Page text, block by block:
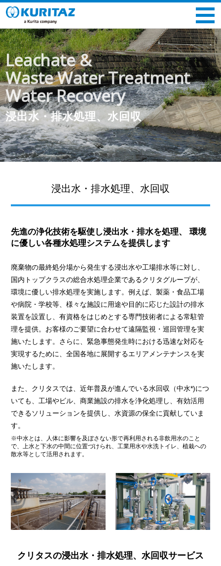
Leachate &
Waste Water Treatment
Water Recovery
浸出水・排水処理、水回収
浸出水・排水処理、水回収
先進の浄化技術を駆使し浸出水・排水を処理、
環境
に優しい各種水処理システムを提供します
廃棄物の最終処分場から発生する浸出水や工場排水等に対し、
国内トップクラスの総合水処理企業であるクリタグループが、
環境に優しい排水処理を実施します。例えば、製薬・食品工場
や病院・学校等、様々な施設に用途や目的に応じた設計の排水
装置を設置し、有資格をはじめとする専門技術者による常駐管
理を提供。お客様のご要望に合わせて遠隔監視・巡回管理を実
施いたします。さらに、緊急事態発生時における迅速な対応を
実現するために、全国各地に展開するエリアメンテナンスを実
施いたします。
また、クリタスでは、近年普及が進んでいる水回収（中水*)につ
いても、工場やビル、商業施設の排水を浄化処理し、有効活用
できるソリューションを提供し、水資源の保全に貢献していま
す。
※中水とは、人体に影響を及ぼさない形で再利用される非飲用水のこと
で、上水と下水の中間に位置づけられ、工業用水や水洗トイレ、植栽への
散水等として活用されます。
クリタスの浸出水・排水処理、水回収サービス